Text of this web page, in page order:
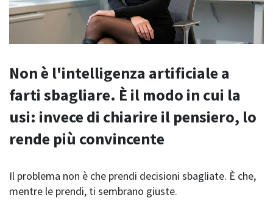
Non è l'intelligenza artificiale a
farti sbagliare. È il modo in cui la
usi: invece di chiarire il pensiero, lo
rende più convincente
Il problema non è che prendi decisioni sbagliate. È che,
mentre le prendi, ti sembrano giuste.